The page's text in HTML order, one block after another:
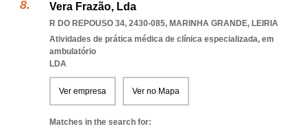
Vera Frazão, Lda
R DO REPOUSO 34, 2430-085, MARINHA GRANDE, LEIRIA
Atividades de prática médica de clínica especializada, em
ambulatório
LDA
Ver empresa Ver no Mapa
Matches in the search for: